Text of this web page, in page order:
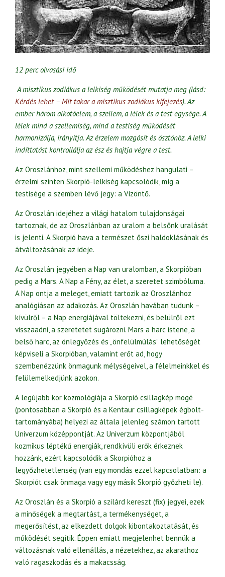
12 perc olvasási idő
A misztikus zodiákus a lelkiség működését mutatja meg (lásd:
Kérdés lehet – Mit takar a misztikus zodiákus kifejezés). Az
ember három alkotóelem, a szellem, a lélek és a test egysége. A
lélek mind a szellemiség, mind a testiség működését
harmonizálja, irányítja.Az érzelem mozgósít és ösztönöz. A lelki
indíttatást kontrollálja az ész és hajtja végre a test.
Az Oroszlánhoz, mint szellemi működéshez hangulati –
érzelmi szinten Skorpió-lelkiség kapcsolódik, míg a
testisége a szemben lévő jegy: a Vízöntő.
Az Oroszlán idejéhez a világi hatalom tulajdonságai
tartoznak, de az Oroszlánban az uralom a belsőnk uralását
is jelenti. A Skorpió hava a természet őszi haldoklásának és
átváltozásának az ideje.
Az Oroszlán jegyében a Nap van uralomban, a Skorpióban
pedig a Mars. A Nap a Fény, az élet, a szeretet szimbóluma.
A Nap ontja a meleget, emiatt tartozik az Oroszlánhoz
analógiásan az adakozás. Az Oroszlán havában tudunk –
kívülről – a Nap energiájával töltekezni, és belülről ezt
visszaadni, a szeretetet sugározni. Mars a harc istene, a
belső harc, az önlegyőzés és „önfelülmúlás” lehetőségét
képviseli a Skorpióban, valamint erőt ad, hogy
szembenézzünk önmagunk mélységeivel, a félelmeinkkel és
felülemelkedjünk azokon.
A legújabb kor kozmológiája a Skorpió csillagkép mögé
(pontosabban a Skorpió és a Kentaur csillagképek égbolt-
tartományába) helyezi az általa jelenleg számon tartott
Univerzum középpontját. Az Univerzum központjából
kozmikus léptékű energiák, rendkívüli erők érkeznek
hozzánk, ezért kapcsolódik a Skorpióhoz a
legyőzhetetlenség (van egy mondás ezzel kapcsolatban: a
Skorpiót csak önmaga vagy egy másik Skorpió győzheti le).
Az Oroszlán és a Skorpió a szilárd kereszt (fix) jegyei, ezek
a minőségek a megtartást, a termékenységet, a
megerősítést, az elkezdett dolgok kibontakoztatását, és
működését segítik. Éppen emiatt megjelenhet bennük a
változásnak való ellenállás, a nézetekhez, az akarathoz
való ragaszkodás és a makacsság.